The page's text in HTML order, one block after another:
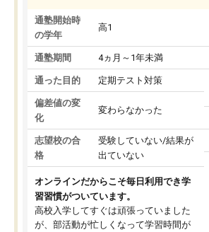
通塾開始時
の学年
高1
通塾期間 4ヵ月～1年未満
通った目的 定期テスト対策
偏差値の変
化
変わらなかった
志望校の合
格
受験していない/結果が
出ていない
オンラインだからこそ毎日利用でき学
習習慣がついています。
高校入学してすぐは頑張っていました
が、部活動が忙しくなって学習時間が